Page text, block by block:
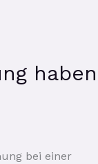
haben
bei einer